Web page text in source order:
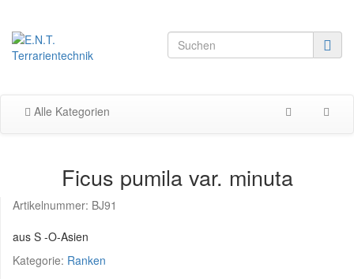
Alle Kategorien
Ficus pumila var. minuta
Artikelnummer: BJ91
aus S -O-Asien
Kategorie: Ranken